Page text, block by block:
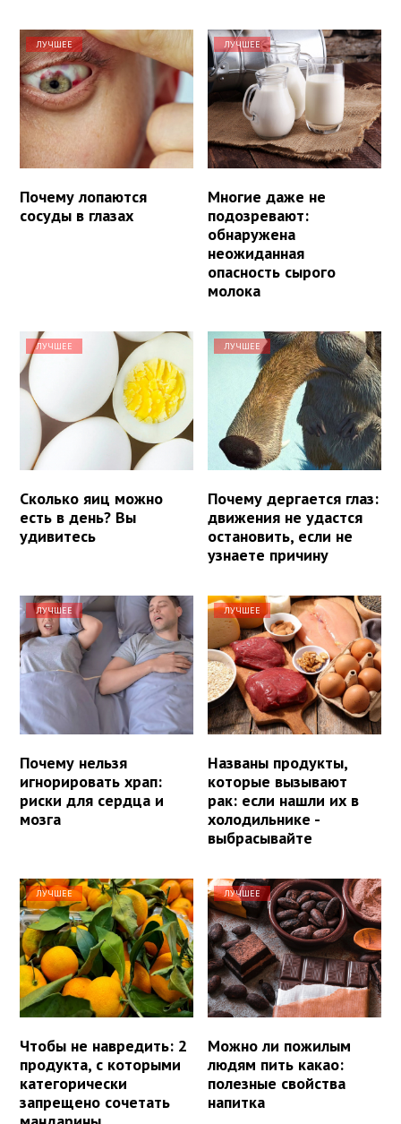
ЛУЧШЕЕ
Почему лопаются
сосуды в глазах
ЛУЧШЕЕ
Многие даже не
подозревают:
обнаружена
неожиданная
опасность сырого
молока
ЛУЧШЕЕ
Сколько яиц можно
есть в день? Вы
удивитесь
ЛУЧШЕЕ
Почему дергается глаз:
движения не удастся
остановить, если не
узнаете причину
ЛУЧШЕЕ
Почему нельзя
игнорировать храп:
риски для сердца и
мозга
ЛУЧШЕЕ
Названы продукты,
которые вызывают
рак: если нашли их в
холодильнике -
выбрасывайте
ЛУЧШЕЕ
Чтобы не навредить: 2
продукта, с которыми
категорически
запрещено сочетать
ЛУЧШЕЕ
Можно ли пожилым
людям пить какао:
полезные свойства
напитка